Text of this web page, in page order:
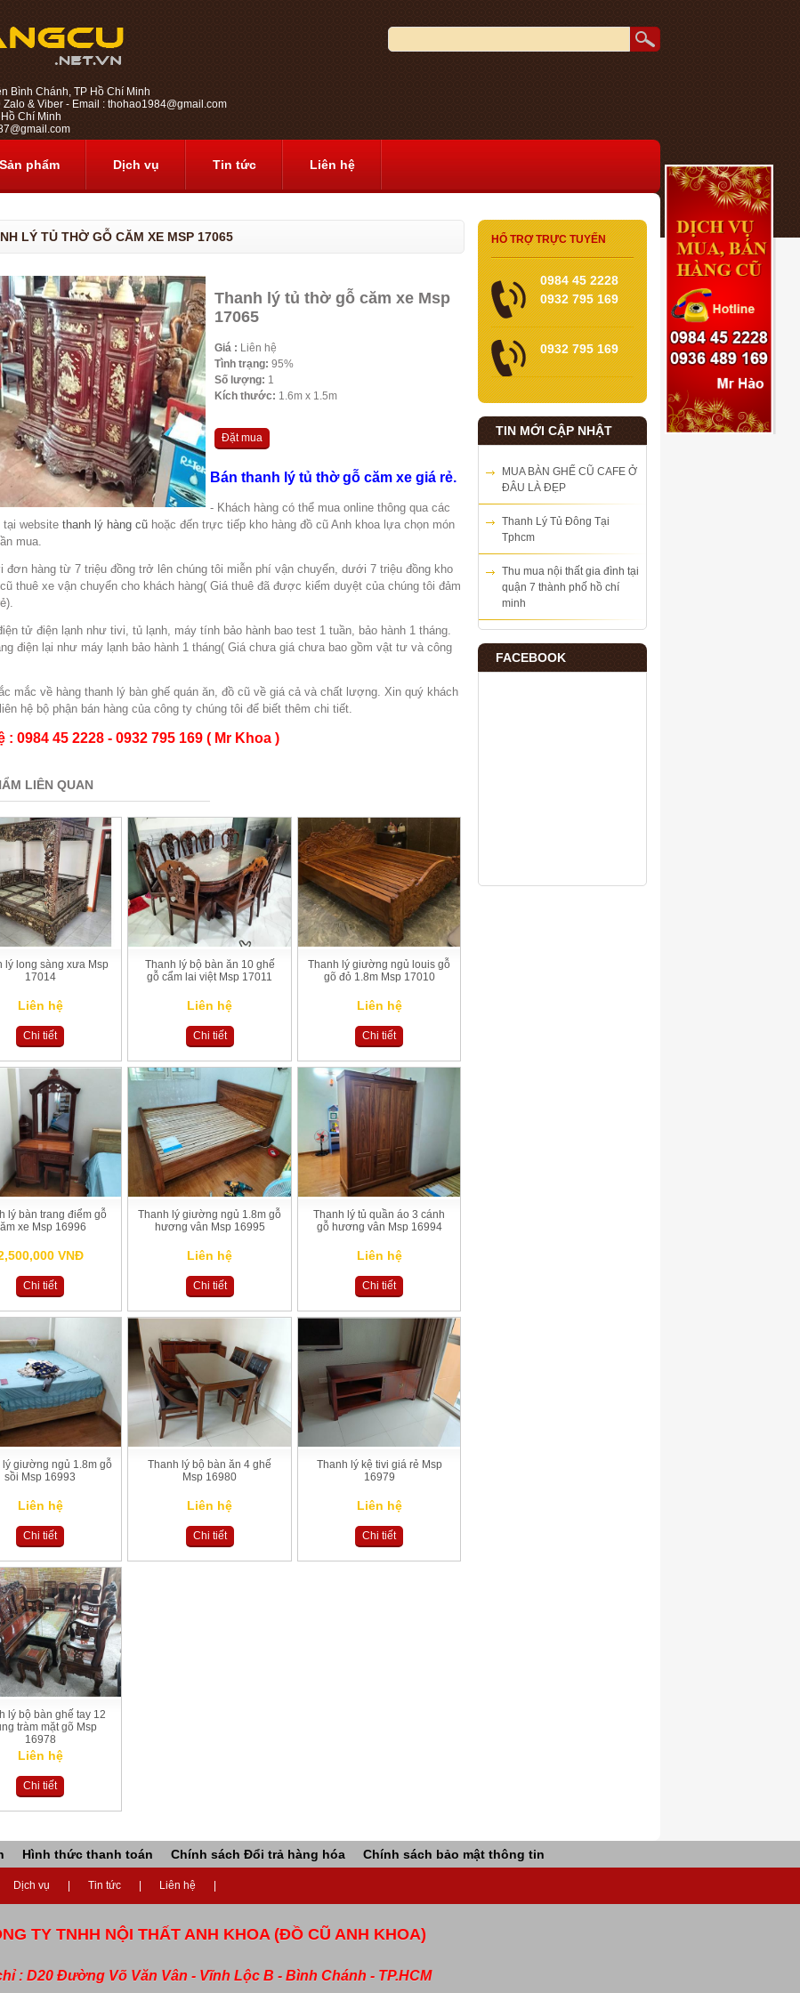
Bình Chánh, TP Hồ Chí Minh
& Viber - Email : thohao1984@gmail.com
Chí Minh
Sản phẩm Dịch vụ Tin tức Liên hệ
LÝ TỦ THỜ GỖ CĂM XE MSP 17065
Thanh lý tủ thờ gỗ căm xe Msp
17065
Giá : Liên hệ
Tình trạng: 95%
Số lượng: 1
Kích thước: 1.6m x 1.5m
Đặt mua
Bán thanh lý tủ thờ gỗ căm xe giá rẻ.
- Khách hàng có thể mua online thông qua các
tại website thanh lý hàng cũ hoặc đến trực tiếp kho hàng đồ cũ Anh khoa lựa chọn món
mua.
đơn hàng từ 7 triệu đồng trở lên chúng tôi miễn phí vận chuyển, dưới 7 triệu đồng kho
thuê xe vận chuyển cho khách hàng( Giá thuê đã được kiểm duyệt của chúng tôi đảm
tử điện lạnh như tivi, tủ lạnh, máy tính bảo hành bao test 1 tuần, bảo hành 1 tháng.
điện lại như máy lạnh bảo hành 1 tháng( Giá chưa giá chưa bao gồm vật tư và công
mắc về hàng thanh lý bàn ghế quán ăn, đồ cũ về giá cả và chất lượng. Xin quý khách
hệ bộ phận bán hàng của công ty chúng tôi để biết thêm chi tiết.
: 0984 45 2228 - 0932 795 169 ( Mr Khoa )
LIÊN QUAN
lý long sàng xưa Msp
17014
Liên hệ
Chi tiết
Thanh lý bộ bàn ăn 10 ghế
gỗ cẩm lai việt Msp 17011
Liên hệ
Chi tiết
Thanh lý giường ngủ louis gỗ
gõ đỏ 1.8m Msp 17010
Liên hệ
Chi tiết
lý bàn trang điểm gỗ
xe Msp 16996
VNĐ
Chi tiết
Thanh lý giường ngủ 1.8m gỗ
hương vân Msp 16995
Liên hệ
Chi tiết
Thanh lý tủ quần áo 3 cánh
gỗ hương vân Msp 16994
Liên hệ
Chi tiết
lý giường ngủ 1.8m gỗ
sồi Msp 16993
Liên hệ
Chi tiết
Thanh lý bộ bàn ăn 4 ghế
Msp 16980
Liên hệ
Chi tiết
Thanh lý kệ tivi giá rẻ Msp
16979
Liên hệ
Chi tiết
lý bộ bàn ghế tay 12
tràm mặt gõ Msp
16978
Liên hệ
Chi tiết
HỔ TRỢ TRỰC TUYẾN
0984 45 2228
0932 795 169
0932 795 169
TIN MỚI CẬP NHẬT
MUA BÀN GHẾ CŨ CAFE Ở
ĐÂU LÀ ĐẸP
Thanh Lý Tủ Đông Tại
Tphcm
Thu mua nội thất gia đình tại
quận 7 thành phố hồ chí
minh
FACEBOOK
Hình thức thanh toán Chính sách Đổi trả hàng hóa Chính sách bảo mật thông tin
Dịch vụ Tin tức Liên hệ
TY TNHH NỘI THẤT ANH KHOA (ĐỒ CŨ ANH KHOA)
: D20 Đường Võ Văn Vân - Vĩnh Lộc B - Bình Chánh - TP.HCM